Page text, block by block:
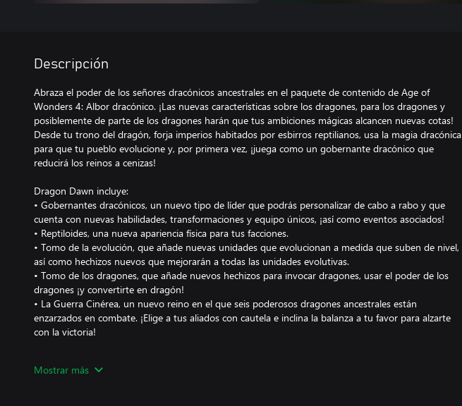
Descripción
Abraza el poder de los señores dracónicos ancestrales en el paquete de contenido de Age of
Wonders 4: Albor dracónico. ¡Las nuevas características sobre los dragones, para los dragones y
posiblemente de parte de los dragones harán que tus ambiciones mágicas alcancen nuevas cotas!
Desde tu trono del dragón, forja imperios habitados por esbirros reptilianos, usa la magia dracónica
para que tu pueblo evolucione y, por primera vez, ¡juega como un gobernante dracónico que
reducirá los reinos a cenizas!
Dragon Dawn incluye:
• Gobernantes dracónicos, un nuevo tipo de líder que podrás personalizar de cabo a rabo y que
cuenta con nuevas habilidades, transformaciones y equipo únicos, ¡así como eventos asociados!
• Reptiloides, una nueva apariencia física para tus facciones.
• Tomo de la evolución, que añade nuevas unidades que evolucionan a medida que suben de nivel,
así como hechizos nuevos que mejorarán a todas las unidades evolutivas.
• Tomo de los dragones, que añade nuevos hechizos para invocar dragones, usar el poder de los
dragones ¡y convertirte en dragón!
• La Guerra Cinérea, un nuevo reino en el que seis poderosos dragones ancestrales están
enzarzados en combate. ¡Elige a tus aliados con cautela e inclina la balanza a tu favor para alzarte
con la victoria!
Mostrar más